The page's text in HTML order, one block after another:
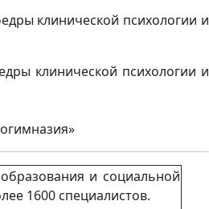
клинической психологии и
клинической психологии и
и социальной
1600 специалистов.